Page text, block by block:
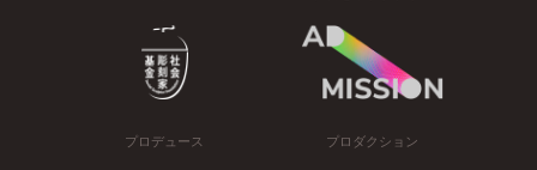
プロデュース プロダクション